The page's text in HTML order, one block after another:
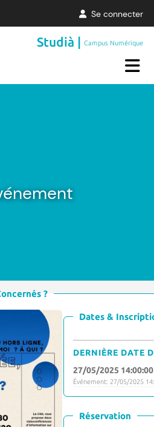
Se connecter
Studià |Campus Numérique
?
Dates &
DERNIÈRE DATE
27/05/2025 14:00:00
Événement: 27/05/2025
Réservation